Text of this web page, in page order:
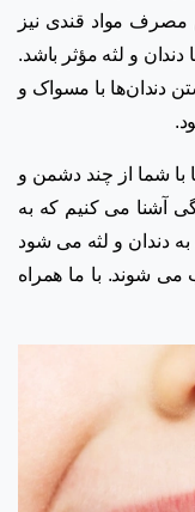
مواد قندی نیز
و لثه مؤثر باشد.
دندان‌ها با مسواک و
با شما از چند دشمن و
آشنا می کنیم که به
دندان و لثه می شود
شوند. با ما همراه